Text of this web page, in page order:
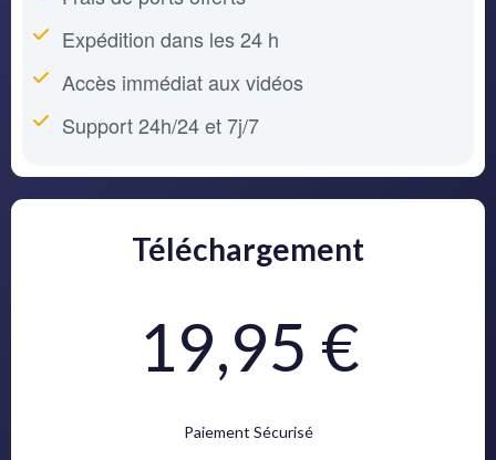
Expédition dans les 24 h
Accès immédiat aux vidéos
Support 24h/24 et 7j/7
Téléchargement
19,95 €
Paiement Sécurisé